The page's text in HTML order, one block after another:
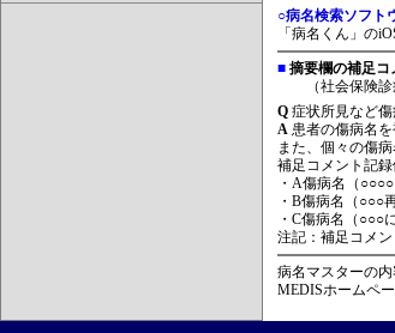
○病名検索ソフト
「病名くん」の
■ 摘要欄の補足コ
（社会保険診
Q 症状所見など
A 患者の傷病名
また、個々の傷
補足コメント記録
・A傷病名（
・B傷病名（○○○
・C傷病名（○○○
注記：補足コメ
病名マスターの
MEDISホームペ